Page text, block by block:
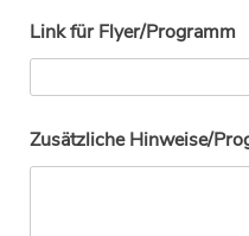
Link für Flyer/Programm
Zusätzliche Hinweise/